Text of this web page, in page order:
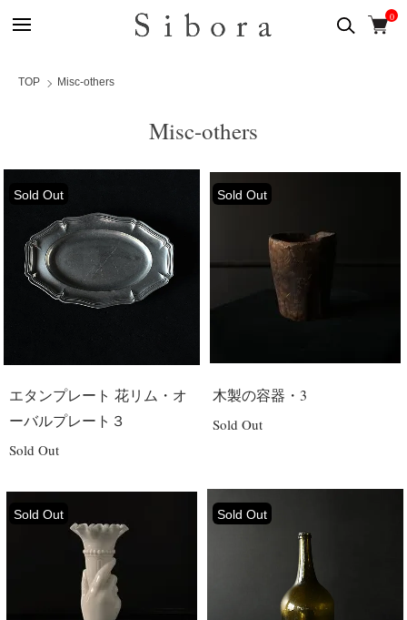
0
TOP Misc-others
Misc-others
Sold Out
エタンプレート 花リム・オ
ーバルプレート３
Sold Out
Sold Out
木製の容器・3
Sold Out
Sold Out Sold Out